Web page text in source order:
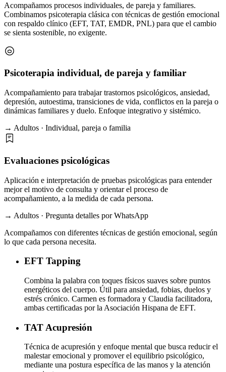
Acompañamos procesos individuales, de pareja y familiares.
Combinamos psicoterapia clásica con técnicas de gestión emocional
con respaldo clínico (EFT, TAT, EMDR, PNL) para que el cambio
se sienta sostenible, no exigente.
Psicoterapia individual, de pareja y familiar
Acompañamiento para trabajar trastornos psicológicos, ansiedad,
depresión, autoestima, transiciones de vida, conflictos en la pareja o
dinámicas familiares y duelo. Enfoque integrativo y sistémico.
→ Adultos · Individual, pareja o familia
Evaluaciones psicológicas
Aplicación e interpretación de pruebas psicológicas para entender
mejor el motivo de consulta y orientar el proceso de
acompañamiento, a la medida de cada persona.
→ Adultos · Pregunta detalles por WhatsApp
Acompañamos con diferentes técnicas de gestión emocional, según
lo que cada persona necesita.
EFT Tapping
Combina la palabra con toques físicos suaves sobre puntos
energéticos del cuerpo. Útil para ansiedad, fobias, duelos y
estrés crónico. Carmen es formadora y Claudia facilitadora,
ambas certificadas por la Asociación Hispana de EFT.
TAT Acupresión
Técnica de acupresión y enfoque mental que busca reducir el
malestar emocional y promover el equilibrio psicológico,
mediante una postura específica de las manos y la atención